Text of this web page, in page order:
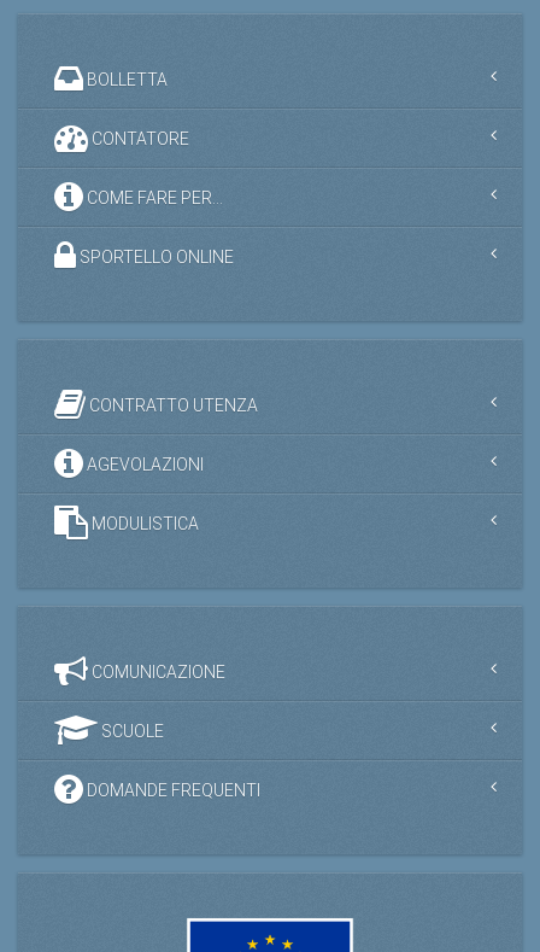
BOLLETTA
CONTATORE
COME FARE PER...
SPORTELLO ONLINE
CONTRATTO UTENZA
AGEVOLAZIONI
MODULISTICA
COMUNICAZIONE
SCUOLE
DOMANDE FREQUENTI